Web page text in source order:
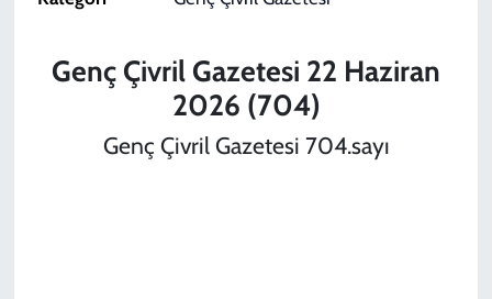
Genç Çivril Gazetesi 22 Haziran
2026 (704)
Genç Çivril Gazetesi 704.sayı